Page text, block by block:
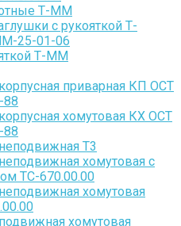
Т-ММ
с рукояткой Т-
25-01-06
Т-ММ
приварная КП ОСТ
88
хомутовая КХ ОСТ
88
Т3
хомутовая с
ТС-670.00.00
хомутовая
хомутовая